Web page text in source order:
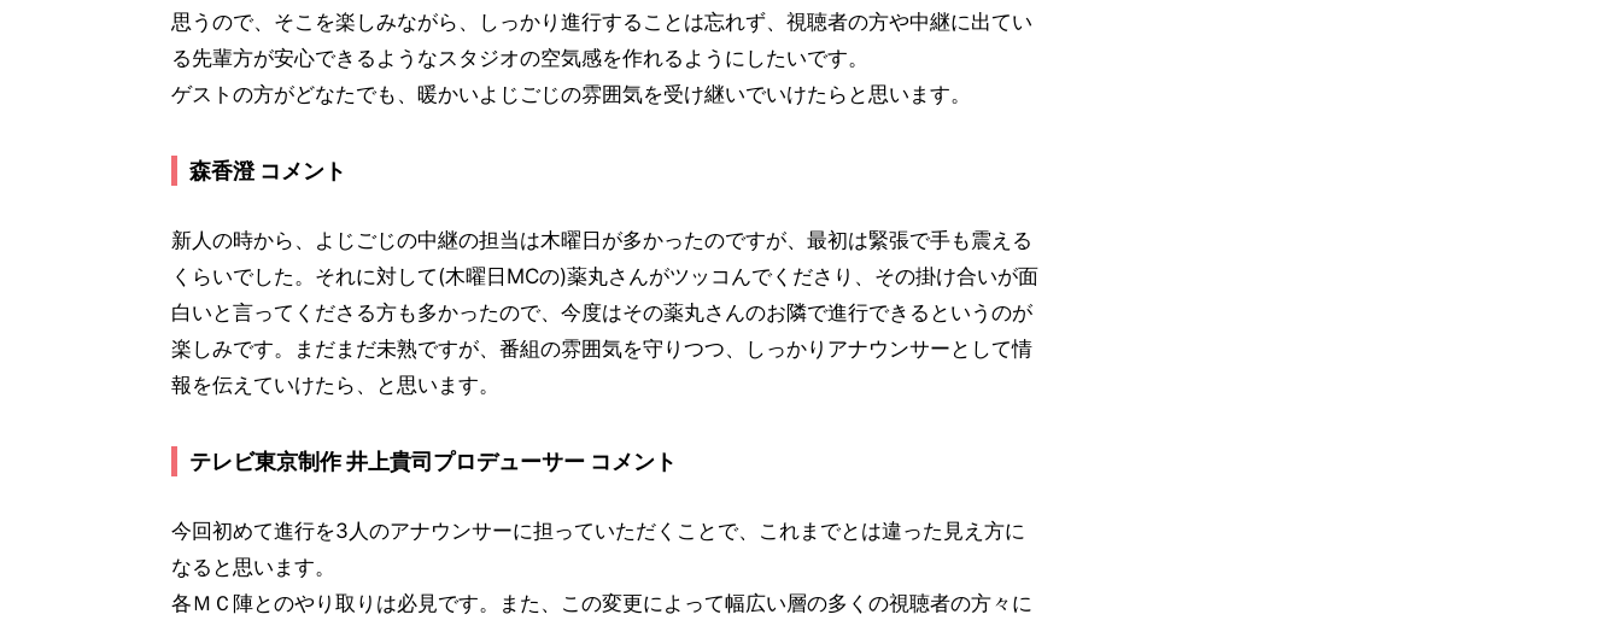
思うので、そこを楽しみながら、しっかり進行することは忘れず、視聴者の方や中継に出てい
る先輩方が安心できるようなスタジオの空気感を作れるようにしたいです。
ゲストの方がどなたでも、暖かいよじごじの雰囲気を受け継いでいけたらと思います。
森香澄 コメント
新人の時から、よじごじの中継の担当は木曜日が多かったのですが、最初は緊張で手も震える
くらいでした。それに対して(木曜日MCの)薬丸さんがツッコんでくださり、その掛け合いが面
白いと言ってくださる方も多かったので、今度はその薬丸さんのお隣で進行できるというのが
楽しみです。まだまだ未熟ですが、番組の雰囲気を守りつつ、しっかりアナウンサーとして情
報を伝えていけたら、と思います。
テレビ東京制作 井上貴司プロデューサー コメント
今回初めて進行を3人のアナウンサーに担っていただくことで、これまでとは違った見え方に
なると思います。
各ＭＣ陣とのやり取りは必見です。また、この変更によって幅広い層の多くの視聴者の方々に